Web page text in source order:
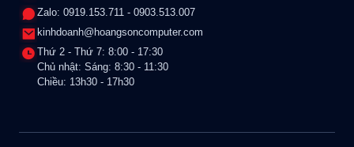
Zalo: 0919.153.711 - 0903.513.007
kinhdoanh@hoangsoncomputer.com
Thứ 2 - Thứ 7: 8:00 - 17:30
Chủ nhật: Sáng: 8:30 - 11:30
Chiều: 13h30 - 17h30